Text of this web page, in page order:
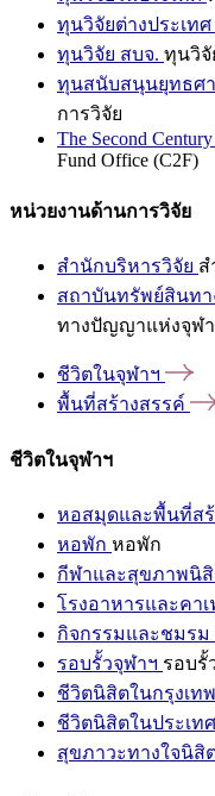
ทุนวิจัยต่างประเทศ
ทุนวิจัย สบจ. ทุนวิจั
ทุนสนับสนุนยุทธศา
การวิจัย
The Second
Fund Office (C2F)
หน่วยงานด้านการวิจัย
สำนักบริหารวิจัย ส
สถาบันทรัพย์สินท
ทางปัญญาแห่งจุฬ
ชีวิตในจุฬาฯ
พื้นที่สร้างสรรค์
ชีวิตในจุฬาฯ
หอสมุดและพื้นที่สร้
หอพัก หอพัก
กีฬาและสุขภาพนิ
โรงอาหารและคาเ
กิจกรรมและชมรม
รอบรั้วจุฬาฯ รอบรั้
ชีวิตนิสิตในกรุงเท
ชีวิตนิสิตในประเท
สุขภาวะทางใจนิสิ